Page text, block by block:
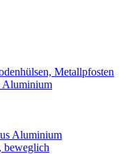
Metallpfosten
Aluminium
Aluminium
beweglich